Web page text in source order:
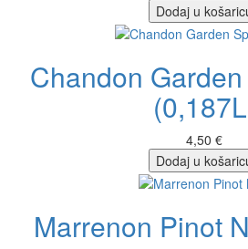
Dodaj u
Chandon
4,50 €
Dodaj u
Marrenon Pinot